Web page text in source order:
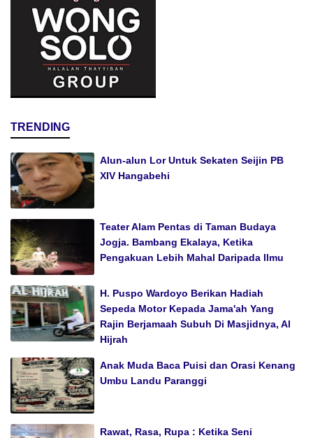
TRENDING
Alun-alun Lor Untuk Sekaten Seijin PB
XIV Hangabehi
Teater Alam Pentas di Taman Budaya
Jogja. Bambang Ekalaya, Ketika
Pengakuan Lebih Mahal Daripada Ilmu
H. Puspo Wardoyo Berikan Hadiah
Sepeda Motor Kepada Jama'ah Yang
Rajin Berjamaah Subuh Di Masjidnya, Al
Hijrah
Anak Muda Baca Puisi dan Orasi Kenang
Umbu Landu Paranggi
Rawat, Rasa, Rupa : Ketika Seni